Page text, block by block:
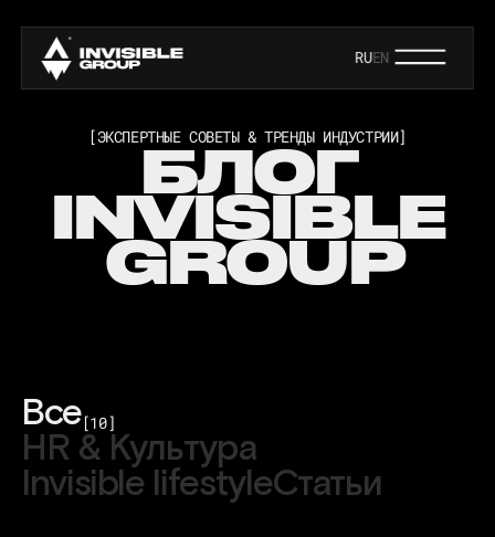
RUEN
[ЭКСПЕРТНЫЕ СОВЕТЫ & ТРЕНДЫ ИНДУСТРИИ]
БЛОГ
INVISIBLE
GROUP
Все[10]
HR & Культура
Invisible lifestyleСтатьи